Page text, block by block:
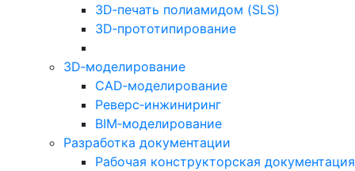
3D‑печать полиамидом (SLS)
3D‑прототипирование
3D‑моделирование
CAD‑моделирование
Реверс‑инжиниринг
BIM‑моделирование
Разработка документации
Рабочая конструкторская документация